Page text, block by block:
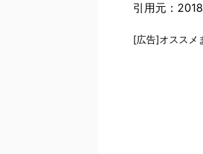
引用元：
[広告]オススメ